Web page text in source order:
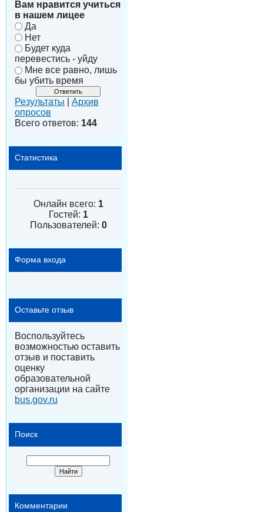
Вам нравится учиться
в нашем лицее
Да
Нет
Будет куда
перевестись - уйду
Мне все равно, лишь
бы убить время
Результаты
Архив
опросов
Всего ответов: 144
Статистика
Онлайн всего: 1
Гостей: 1
Пользователей: 0
Форма входа
Оставьте отзыв
Воспользуйтесь
возможностью оставить
отзыв и поставить
оценку
образовательной
организации на сайте
bus.gov.ru
Поиск
Комментарии